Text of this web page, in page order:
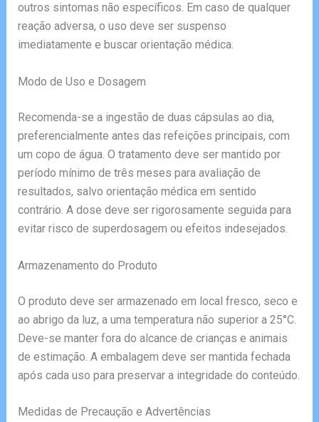
outros sintomas não específicos. Em caso de qualquer
reação adversa, o uso deve ser suspenso
imediatamente e buscar orientação médica.
Modo de Uso e Dosagem
Recomenda-se a ingestão de duas cápsulas ao dia,
preferencialmente antes das refeições principais, com
um copo de água. O tratamento deve ser mantido por
período mínimo de três meses para avaliação de
resultados, salvo orientação médica em sentido
contrário. A dose deve ser rigorosamente seguida para
evitar risco de superdosagem ou efeitos indesejados.
Armazenamento do Produto
O produto deve ser armazenado em local fresco, seco e
ao abrigo da luz, a uma temperatura não superior a 25°C.
Deve-se manter fora do alcance de crianças e animais
de estimação. A embalagem deve ser mantida fechada
após cada uso para preservar a integridade do conteúdo.
Medidas de Precaução e Advertências